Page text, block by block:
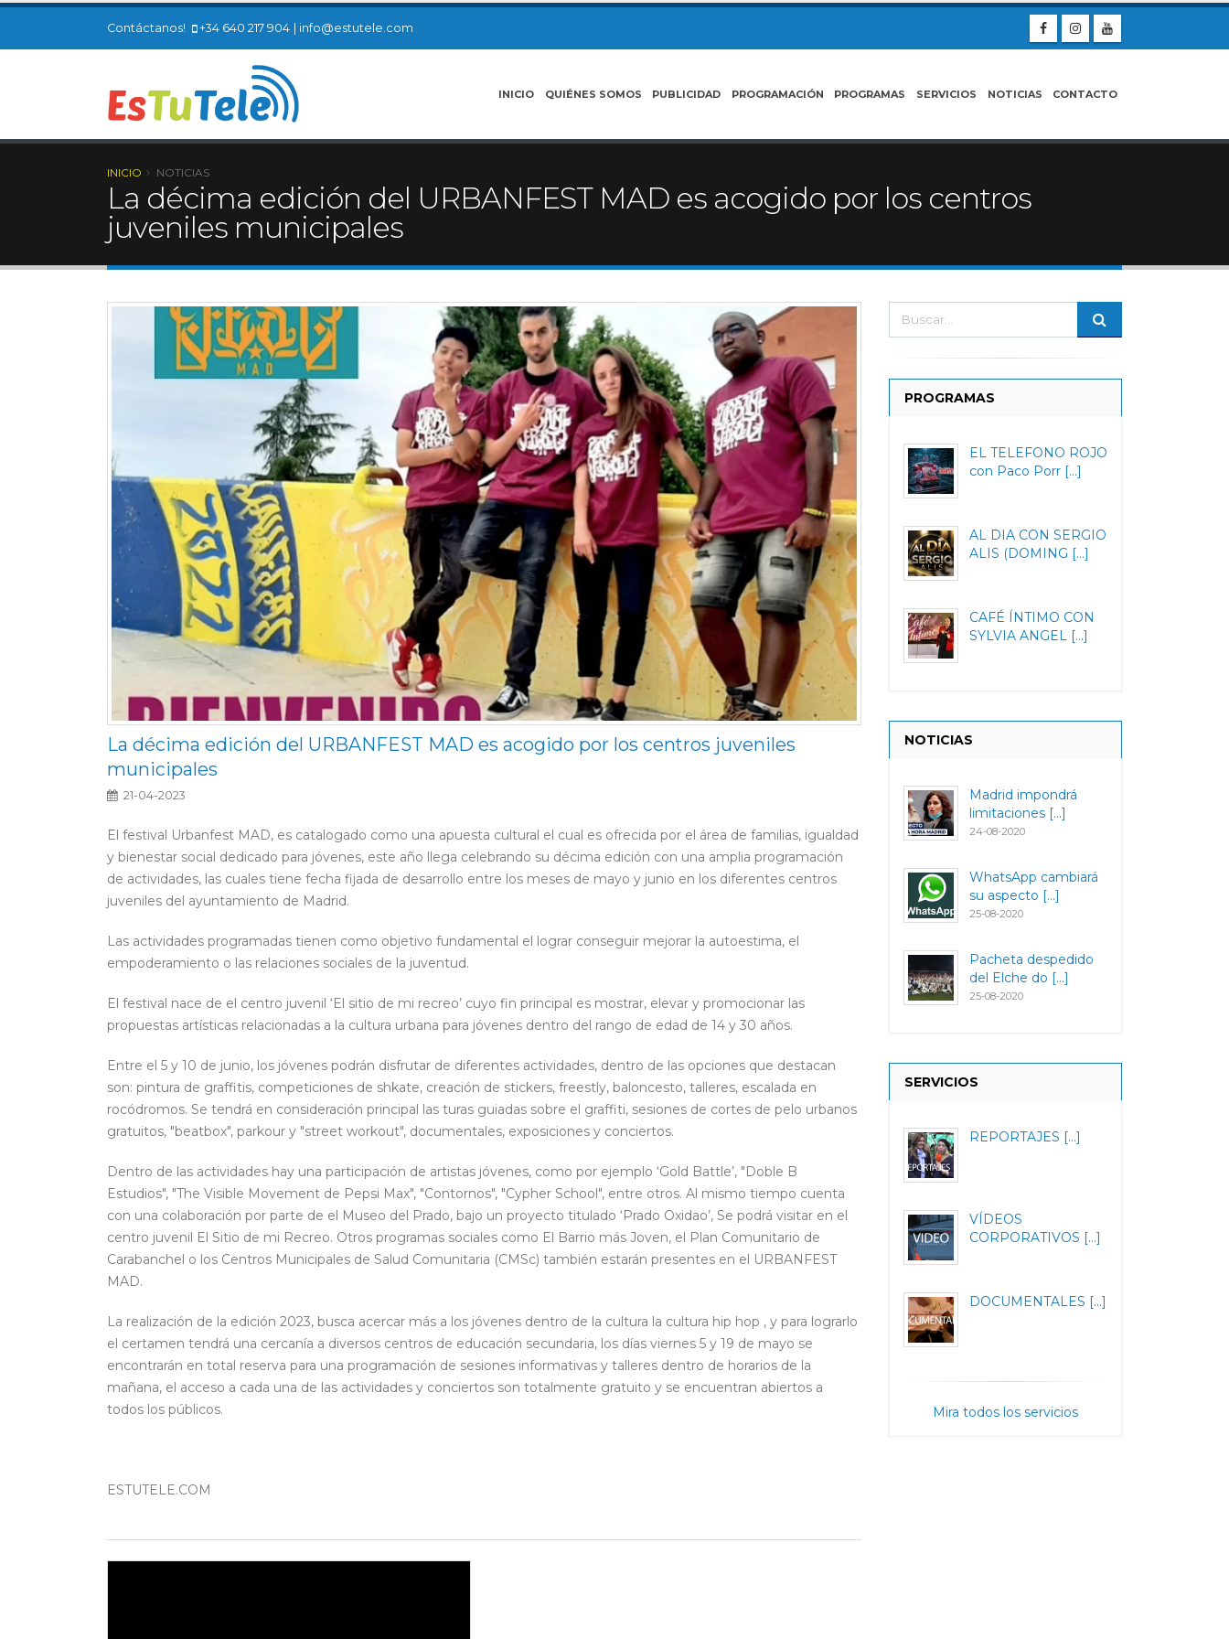
Contáctanos! +34 640 217 904 info@estutele.com
INICIO QUIÉNES SOMOS PUBLICIDAD PROGRAMACIÓN PROGRAMAS SERVICIOS NOTICIAS CONTACTO
INICIO NOTICIAS
La décima edición del URBANFEST MAD es acogido por los centros
juveniles municipales
La décima edición del URBANFEST MAD es acogido por los centros juveniles
municipales
21-04-2023
El festival Urbanfest MAD, es catalogado como una apuesta cultural el cual es ofrecida por el área de familias, igualdad
y bienestar social dedicado para jóvenes, este año llega celebrando su décima edición con una amplia programación
de actividades, las cuales tiene fecha fijada de desarrollo entre los meses de mayo y junio en los diferentes centros
juveniles del ayuntamiento de Madrid.
Las actividades programadas tienen como objetivo fundamental el lograr conseguir mejorar la autoestima, el
empoderamiento o las relaciones sociales de la juventud.
El festival nace de el centro juvenil ‘El sitio de mi recreo’ cuyo fin principal es mostrar, elevar y promocionar las
propuestas artísticas relacionadas a la cultura urbana para jóvenes dentro del rango de edad de 14 y 30 años.
Entre el 5 y 10 de junio, los jóvenes podrán disfrutar de diferentes actividades, dentro de las opciones que destacan
son: pintura de graffitis, competiciones de shkate, creación de stickers, freestly, baloncesto, talleres, escalada en
rocódromos. Se tendrá en consideración principal las turas guiadas sobre el graffiti, sesiones de cortes de pelo urbanos
gratuitos, "beatbox", parkour y "street workout", documentales, exposiciones y conciertos.
Dentro de las actividades hay una participación de artistas jóvenes, como por ejemplo ‘Gold Battle’, "Doble B
Estudios", "The Visible Movement de Pepsi Max", "Contornos", "Cypher School", entre otros. Al mismo tiempo cuenta
con una colaboración por parte de el Museo del Prado, bajo un proyecto titulado ‘Prado Oxidao’, Se podrá visitar en el
centro juvenil El Sitio de mi Recreo. Otros programas sociales como El Barrio más Joven, el Plan Comunitario de
Carabanchel o los Centros Municipales de Salud Comunitaria (CMSc) también estarán presentes en el URBANFEST
MAD.
La realización de la edición 2023, busca acercar más a los jóvenes dentro de la cultura la cultura hip hop , y para lograrlo
el certamen tendrá una cercanía a diversos centros de educación secundaria, los días viernes 5 y 19 de mayo se
encontrarán en total reserva para una programación de sesiones informativas y talleres dentro de horarios de la
mañana, el acceso a cada una de las actividades y conciertos son totalmente gratuito y se encuentran abiertos a
todos los públicos.
ESTUTELE.COM
PROGRAMAS
EL TELEFONO ROJO
con Paco Porr [...]
AL DIA CON SERGIO
ALIS (DOMING [...]
CAFÉ ÍNTIMO CON
SYLVIA ANGEL [...]
NOTICIAS
Madrid impondrá
limitaciones [...]
24-08-2020
WhatsApp cambiará
su aspecto [...]
25-08-2020
Pacheta despedido
del Elche do [...]
25-08-2020
SERVICIOS
REPORTAJES [...]
VÍDEOS
CORPORATIVOS [...]
DOCUMENTALES [...]
Mira todos los servicios